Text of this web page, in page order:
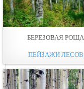
БЕРЕЗОВАЯ РОЩА
ПЕЙЗАЖИ ЛЕСОВ